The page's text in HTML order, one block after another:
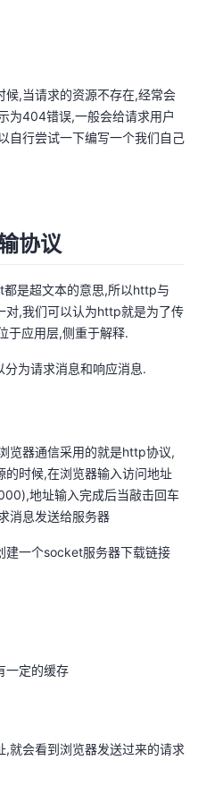
候,当请求的资源不存在,经常会
为404错误,一般会给请求用户
自行尝试一下编写一个我们自己
协议
是超文本的意思,所以http与
对,我们可以认为http就是为了传
于应用层,侧重于解释.
为请求消息和响应消息.
览器通信采用的就是http协议,
的时候,在浏览器输入访问地址
地址输入完成后当敲击回车
消息发送给服务器
建一个socket服务器下载链接
一定的缓存
,就会看到浏览器发送过来的请求